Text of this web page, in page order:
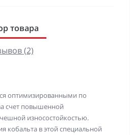
товара
(2)
оптимизированными по
счет повышенной
износостойкостью.
кобальта в этой специальной